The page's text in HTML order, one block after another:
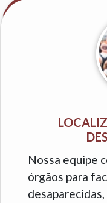
Nossa equipe
órgãos para